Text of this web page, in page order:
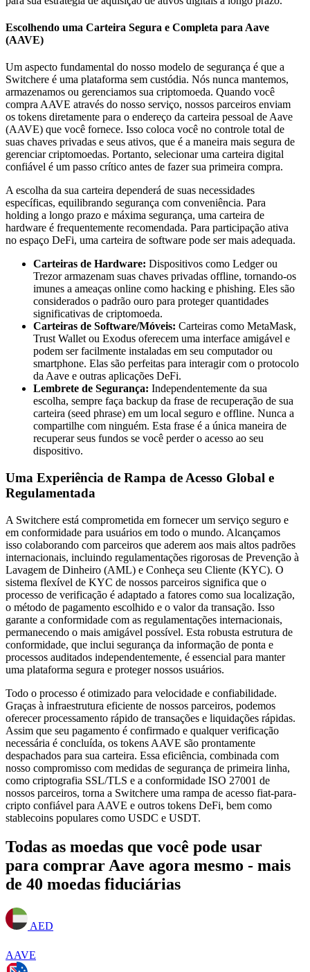
Escolhendo uma Carteira Segura e Completa para Aave
(AAVE)
Um aspecto fundamental do nosso modelo de segurança é que a
Switchere é uma plataforma sem custódia. Nós nunca mantemos,
armazenamos ou gerenciamos sua criptomoeda. Quando você
compra AAVE através do nosso serviço, nossos parceiros enviam
os tokens diretamente para o endereço da carteira pessoal de Aave
(AAVE) que você fornece. Isso coloca você no controle total de
suas chaves privadas e seus ativos, que é a maneira mais segura de
gerenciar criptomoedas. Portanto, selecionar uma carteira digital
confiável é um passo crítico antes de fazer sua primeira compra.
A escolha da sua carteira dependerá de suas necessidades
específicas, equilibrando segurança com conveniência. Para
holding a longo prazo e máxima segurança, uma carteira de
hardware é frequentemente recomendada. Para participação ativa
no espaço DeFi, uma carteira de software pode ser mais adequada.
Carteiras de Hardware: Dispositivos como Ledger ou
Trezor armazenam suas chaves privadas offline, tornando-os
imunes a ameaças online como hacking e phishing. Eles são
considerados o padrão ouro para proteger quantidades
significativas de criptomoeda.
Carteiras de Software/Móveis: Carteiras como MetaMask,
Trust Wallet ou Exodus oferecem uma interface amigável e
podem ser facilmente instaladas em seu computador ou
smartphone. Elas são perfeitas para interagir com o protocolo
da Aave e outras aplicações DeFi.
Lembrete de Segurança: Independentemente da sua
escolha, sempre faça backup da frase de recuperação de sua
carteira (seed phrase) em um local seguro e offline. Nunca a
compartilhe com ninguém. Esta frase é a única maneira de
recuperar seus fundos se você perder o acesso ao seu
dispositivo.
Uma Experiência de Rampa de Acesso Global e
Regulamentada
A Switchere está comprometida em fornecer um serviço seguro e
em conformidade para usuários em todo o mundo. Alcançamos
isso colaborando com parceiros que aderem aos mais altos padrões
internacionais, incluindo regulamentações rigorosas de Prevenção à
Lavagem de Dinheiro (AML) e Conheça seu Cliente (KYC). O
sistema flexível de KYC de nossos parceiros significa que o
processo de verificação é adaptado a fatores como sua localização,
o método de pagamento escolhido e o valor da transação. Isso
garante a conformidade com as regulamentações internacionais,
permanecendo o mais amigável possível. Esta robusta estrutura de
conformidade, que inclui segurança da informação de ponta e
processos auditados independentemente, é essencial para manter
uma plataforma segura e proteger nossos usuários.
Todo o processo é otimizado para velocidade e confiabilidade.
Graças à infraestrutura eficiente de nossos parceiros, podemos
oferecer processamento rápido de transações e liquidações rápidas.
Assim que seu pagamento é confirmado e qualquer verificação
necessária é concluída, os tokens AAVE são prontamente
despachados para sua carteira. Essa eficiência, combinada com
nosso compromisso com medidas de segurança de primeira linha,
como criptografia SSL/TLS e a conformidade ISO 27001 de
nossos parceiros, torna a Switchere uma rampa de acesso fiat-para-
cripto confiável para AAVE e outros tokens DeFi, bem como
stablecoins populares como USDC e USDT.
Todas as moedas que você pode usar
para comprar Aave agora mesmo - mais
de 40 moedas fiduciárias
AED
AAVE